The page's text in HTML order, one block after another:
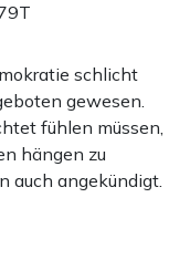
schlicht
gewesen.
fühlen müssen,
hängen zu
auch angekündigt.